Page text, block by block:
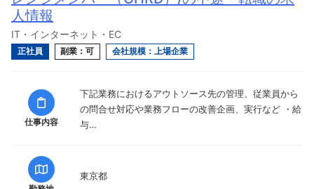
人情報
IT・インターネット・EC
正社員 副業：可 会社規模：上場企業
仕事内容
下記業務におけるアウトソース先の管理、従業員から
の問合せ対応や業務フローの改善企画、実行など ・給
与…
東京都